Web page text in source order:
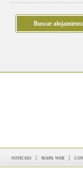
noticias | mapa web |